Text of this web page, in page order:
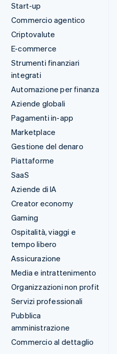
Start-up
Commercio agentico
Criptovalute
E-commerce
Strumenti finanziari
integrati
Automazione per finanza
Aziende globali
Pagamenti in-app
Marketplace
Gestione del denaro
Piattaforme
SaaS
Aziende di IA
Creator economy
Gaming
Ospitalità, viaggi e
tempo libero
Assicurazione
Media e intrattenimento
Organizzazioni non profit
Servizi professionali
Pubblica
amministrazione
Commercio al dettaglio